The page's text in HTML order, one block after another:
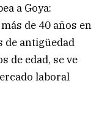
a Goya:
de 40 años en
de antigüedad
de edad, se ve
laboral